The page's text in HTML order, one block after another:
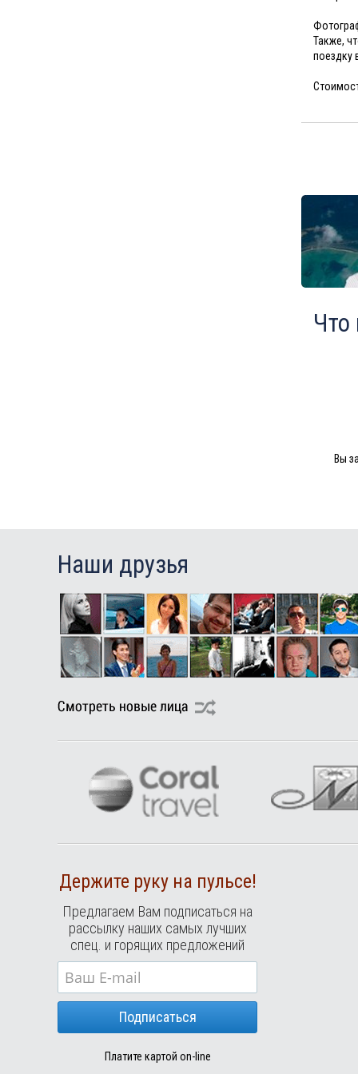
Также,
поездку
Вы
Наши друзья
Держите руку на пульсе!
Предлагаем Вам подписаться на
рассылку наших самых лучших
спец. и горящих предложений
Подписаться
Платите картой on-line